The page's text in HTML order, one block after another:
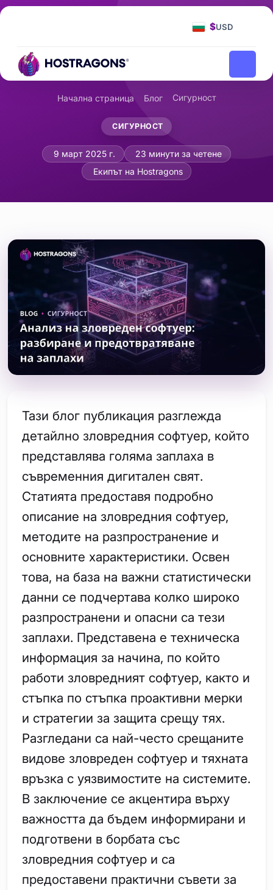
$USD
Начална страница Блог Сигурност
СИГУРНОСТ
Анализ на злонамерен софтуер:
9 март 2025 г.
23 минути за четене
Екипът на Hostragons
Тази блог публикация разглежда
детайлно зловредния софтуер, който
представлява голяма заплаха в
съвременния дигитален свят.
Статията предоставя подробно
описание на зловредния софтуер,
методите на разпространение и
основните характеристики. Освен
това, на база на важни статистически
данни се подчертава колко широко
разпространени и опасни са тези
заплахи. Представена е техническа
информация за начина, по който
работи зловредният софтуер, както и
стъпка по стъпка проактивни мерки
и стратегии за защита срещу тях.
Разгледани са най-често срещаните
видове зловреден софтуер и тяхната
връзка с уязвимостите на системите.
В заключение се акцентира върху
важността да бъдем информирани и
подготвени в борбата със
зловредния софтуер и са
предоставени практични съвети за